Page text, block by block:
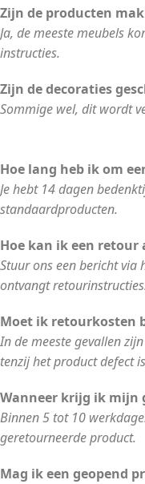
Zijn de producten
Ja, de meeste meubels
instructies.
Zijn de decoraties
Sommige wel, dit wordt
Hoe lang heb ik om
Je hebt 14 dagen
standaardproducten.
Hoe kan ik een retour
Stuur ons een bericht via
ontvangt
Moet ik retourkosten
In de meeste gevallen
tenzij het product defect
Wanneer krijg ik mijn
Binnen 5 tot 10
geretourneerde product.
Mag ik een geopend